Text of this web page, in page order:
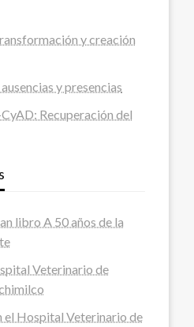
y creación
y presencias
Recuperación del
libro A 50 años de la
Veterinario de
el Hospital Veterinario de